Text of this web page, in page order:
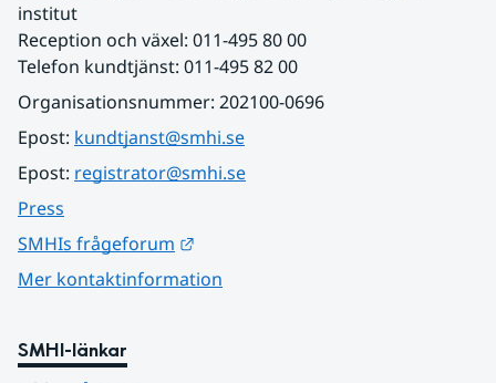
institut
Reception och växel: 011-495 80 00
Telefon kundtjänst: 011-495 82 00
Organisationsnummer: 202100-0696
Epost: kundtjanst@smhi.se
Epost: registrator@smhi.se
Press
SMHIs frågeforum
Mer kontaktinformation
SMHI-länkar